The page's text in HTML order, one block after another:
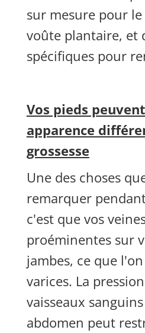
sur mesure pour
voûte plantaire, et
spécifiques pour
Vos pieds
apparence
grossesse
Une des choses
remarquer
c'est que vos
proéminentes sur
jambes, ce que
varices. La
vaisseaux
abdomen peut